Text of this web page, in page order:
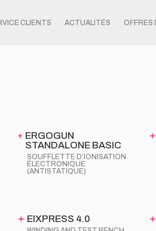
CLIENTS ACTUALITÉS OFFRES
ERGOGUN
STANDALONE BASIC
SOUFFLETTE D’IONISATION
ÉLECTRONIQUE
(ANTISTATIQUE)
EIXPRESS 4.0